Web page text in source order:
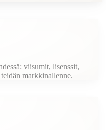
viisumit, lisenssit,
markkinallenne.